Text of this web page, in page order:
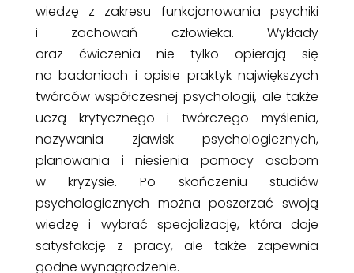
wiedzę z zakresu funkcjonowania psychiki
i zachowań człowieka. Wykłady
oraz ćwiczenia nie tylko opierają się
na badaniach i opisie praktyk największych
twórców współczesnej psychologii, ale także
uczą krytycznego i twórczego myślenia,
nazywania zjawisk psychologicznych,
planowania i niesienia pomocy osobom
w kryzysie. Po skończeniu studiów
psychologicznych można poszerzać swoją
wiedzę i wybrać specjalizację, która daje
satysfakcję z pracy, ale także zapewnia
godne wynagrodzenie.